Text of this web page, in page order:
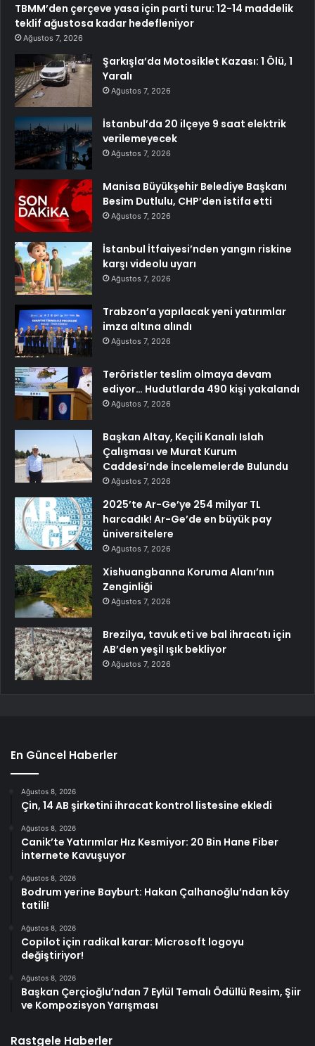
TBMM’den çerçeve yasa için parti turu: 12-14 maddelik
teklif ağustosa kadar hedefleniyor
Ağustos 7, 2026
Şarkışla’da Motosiklet Kazası: 1 Ölü, 1
Yaralı
Ağustos 7, 2026
İstanbul’da 20 ilçeye 9 saat elektrik
verilemeyecek
Ağustos 7, 2026
Manisa Büyükşehir Belediye Başkanı
Besim Dutlulu, CHP’den istifa etti
Ağustos 7, 2026
İstanbul İtfaiyesi’nden yangın riskine
karşı videolu uyarı
Ağustos 7, 2026
Trabzon’a yapılacak yeni yatırımlar
imza altına alındı
Ağustos 7, 2026
Teröristler teslim olmaya devam
ediyor… Hudutlarda 490 kişi yakalandı
Ağustos 7, 2026
Başkan Altay, Keçili Kanalı Islah
Çalışması ve Murat Kurum
Caddesi’nde İncelemelerde Bulundu
Ağustos 7, 2026
2025’te Ar-Ge’ye 254 milyar TL
harcadık! Ar-Ge’de en büyük pay
üniversitelere
Ağustos 7, 2026
Xishuangbanna Koruma Alanı’nın
Zenginliği
Ağustos 7, 2026
Brezilya, tavuk eti ve bal ihracatı için
AB’den yeşil ışık bekliyor
Ağustos 7, 2026
En Güncel Haberler
Ağustos 8, 2026
Çin, 14 AB şirketini ihracat kontrol listesine ekledi
Ağustos 8, 2026
Canik’te Yatırımlar Hız Kesmiyor: 20 Bin Hane Fiber
İnternete Kavuşuyor
Ağustos 8, 2026
Bodrum yerine Bayburt: Hakan Çalhanoğlu’ndan köy
tatili!
Ağustos 8, 2026
Copilot için radikal karar: Microsoft logoyu
değiştiriyor!
Ağustos 8, 2026
Başkan Çerçioğlu’ndan 7 Eylül Temalı Ödüllü Resim, Şiir
ve Kompozisyon Yarışması
Rastgele Haberler